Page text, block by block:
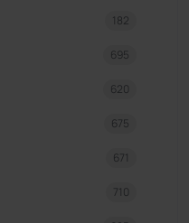
182
695
620
675
671
710